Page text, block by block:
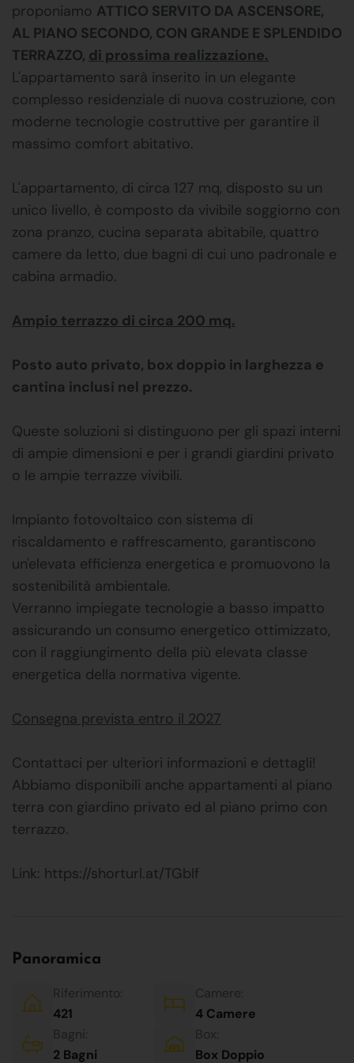
proponiamo ATTICO SERVITO DA ASCENSORE,
AL PIANO SECONDO, CON GRANDE E SPLENDIDO
TERRAZZO, di prossima realizzazione.
L'appartamento sarà inserito in un elegante
complesso residenziale di nuova costruzione, con
moderne tecnologie costruttive per garantire il
massimo comfort abitativo.
L'appartamento, di circa 127 mq, disposto su un
unico livello, è composto da vivibile soggiorno con
zona pranzo, cucina separata abitabile, quattro
camere da letto, due bagni di cui uno padronale e
cabina armadio.
Ampio terrazzo di circa 200 mq.
Posto auto privato, box doppio in larghezza e
cantina inclusi nel prezzo.
Queste soluzioni si distinguono per gli spazi interni
di ampie dimensioni e per i grandi giardini privato
o le ampie terrazze vivibili.
Impianto fotovoltaico con sistema di
riscaldamento e raffrescamento, garantiscono
un'elevata efficienza energetica e promuovono la
sostenibilità ambientale.
Verranno impiegate tecnologie a basso impatto
assicurando un consumo energetico ottimizzato,
con il raggiungimento della più elevata classe
energetica della normativa vigente.
Consegna prevista entro il 2027
Contattaci per ulteriori informazioni e dettagli!
Abbiamo disponibili anche appartamenti al piano
terra con giardino privato ed al piano primo con
terrazzo.
Link: https://shorturl.at/TGbIf
Panoramica
Riferimento:
421
Camere:
4 Camere
Bagni:
2 Bagni
Box:
Box Doppio